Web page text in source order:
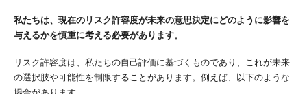
私たちは、現在のリスク許容度が未来の意思決定にどのように影響を
与えるかを慎重に考える必要があります。
リスク許容度は、私たちの自己評価に基づくものであり、これが未来
の選択肢や可能性を制限することがあります。例えば、以下のような